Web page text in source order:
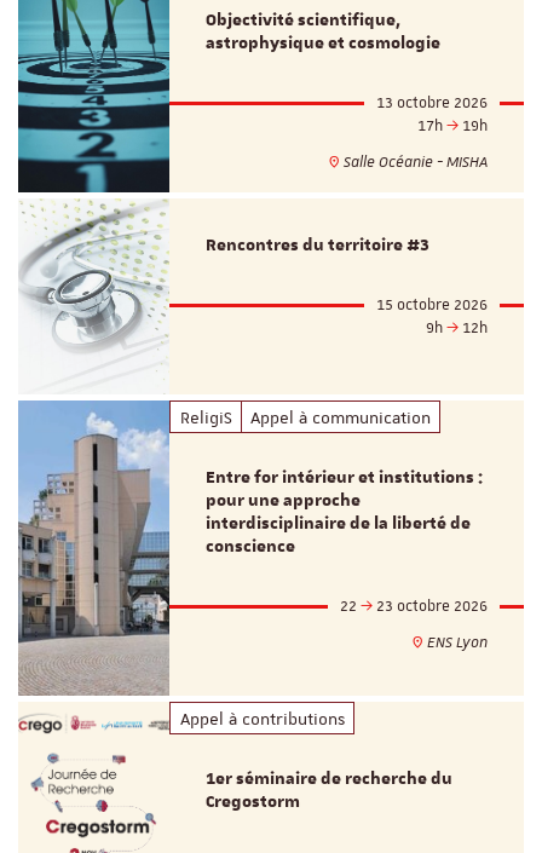
Objectivité scientifique,
astrophysique et cosmologie
13 octobre 2026
17h
19h
Salle Océanie - MISHA
Rencontres du territoire #3
15 octobre 2026
9h
12h
ReligiS Appel à communication
Entre for intérieur et institutions :
pour une approche
interdisciplinaire de la liberté de
conscience
22
23 octobre 2026
ENS Lyon
Appel à contributions
1er séminaire de recherche du
Cregostorm